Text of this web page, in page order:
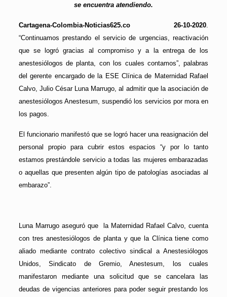
se encuentra atendiendo.
Cartagena-Colombia-Noticias625.co 26-10-2020
“Continuamos prestando el servicio de urgencias, reactivación
que se logró gracias al compromiso y a la entrega de los
anestesiólogos de planta, con los cuales contamos”, palabras
del gerente encargado de la ESE Clínica de Maternidad Rafael
Calvo, Julio César Luna Marrugo, al admitir que la asociación de
anestesiólogos Anestesum, suspendió los servicios por mora en
los pagos.
El funcionario manifestó que se logró hacer una reasignación del
personal propio para cubrir estos espacios “y por lo tanto
estamos prestándole servicio a todas las mujeres embarazadas
o aquellas que presenten algún tipo de patologías asociadas al
embarazo”.
Luna Marrugo aseguró que la Maternidad Rafael Calvo, cuenta
con tres anestesiólogos de planta y que la Clínica tiene como
aliado mediante contrato colectivo sindical a Anestesiólogos
Unidos, Sindicato de Gremio, Anestesum, los cuales
manifestaron mediante una solicitud que se cancelara las
deudas de vigencias anteriores para poder seguir prestando los